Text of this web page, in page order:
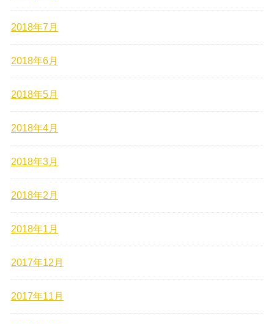
2018年7月
2018年6月
2018年5月
2018年4月
2018年3月
2018年2月
2018年1月
2017年12月
2017年11月